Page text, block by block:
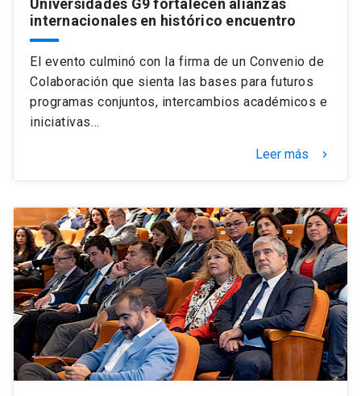
Universidades G9 fortalecen alianzas
internacionales en histórico encuentro
El evento culminó con la firma de un Convenio de
Colaboración que sienta las bases para futuros
programas conjuntos, intercambios académicos e
iniciativas…
Leer más keyboard_arrow_right